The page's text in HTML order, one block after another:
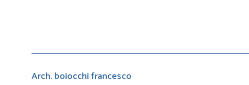
Arch. boiocchi francesco